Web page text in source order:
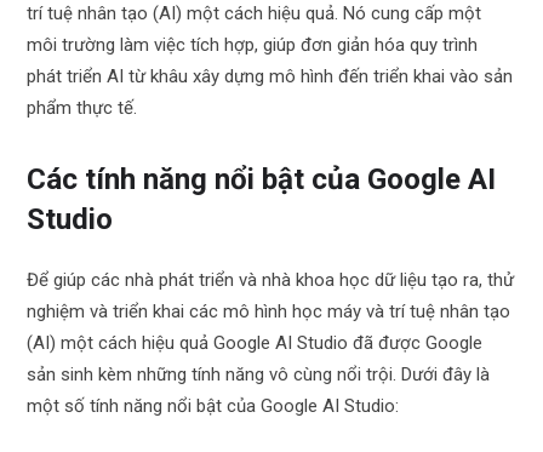
trí tuệ nhân tạo (AI) một cách hiệu quả. Nó cung cấp một
môi trường làm việc tích hợp, giúp đơn giản hóa quy trình
phát triển AI từ khâu xây dựng mô hình đến triển khai vào sản
phẩm thực tế.
Các tính năng nổi bật của Google AI
Studio
Để giúp các nhà phát triển và nhà khoa học dữ liệu tạo ra, thử
nghiệm và triển khai các mô hình học máy và trí tuệ nhân tạo
(AI) một cách hiệu quả Google AI Studio đã được Google
sản sinh kèm những tính năng vô cùng nổi trội. Dưới đây là
một số tính năng nổi bật của Google AI Studio: